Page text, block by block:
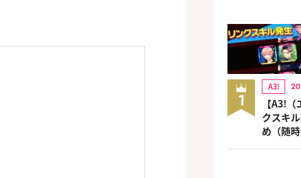
1
A3!
【A3!
クスキ
め（随時